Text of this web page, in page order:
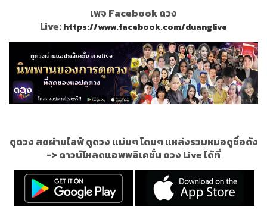
เพจ Facebook ดวง
Live:https://www.facebook.com/duanglive
ดูดวง สดผ่านไลฟ์ ดูดวง แม่นๆ โดนๆ แหล่งรวมหมอดูชื่อดัง
-> ดาวน์โหลดแอพพลิเคชั่น ดวง Live ได้ที่